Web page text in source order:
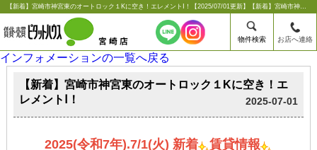
【新着】宮崎市神宮東のオートロック１Kに空き！エレメントⅠ！【2025/07/01更新】【新着】宮崎市神宮東のオートロック１Kに空き！エレメントⅠ！ |宮崎市の賃貸のことならシーエス不動産コンサルタンツ【ピタットハウス宮崎店】
物件検索 お店へ連絡
インフォメーションの一覧へ戻る
【新着】宮崎市神宮東のオートロック１Kに空き！エ
レメントⅠ！
2025-07-01
2025(令和7年).7/1(火) 新着 賃貸情報